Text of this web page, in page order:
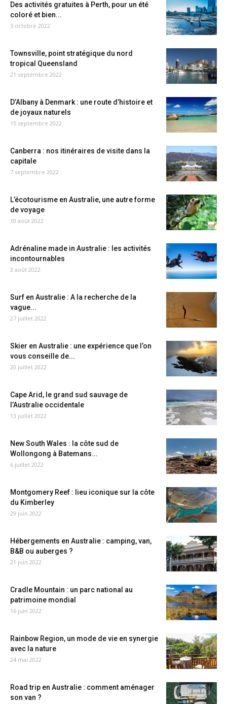
Des activités gratuites à Perth, pour un été
coloré et bien...
5 octobre 2022
Townsville, point stratégique du nord
tropical Queensland
21 septembre 2022
D’Albany à Denmark : une route d’histoire et
de joyaux naturels
15 septembre 2022
Canberra : nos itinéraires de visite dans la
capitale
7 septembre 2022
L’écotourisme en Australie, une autre forme
de voyage
10 août 2022
Adrénaline made in Australie : les activités
incontournables
3 août 2022
Surf en Australie : A la recherche de la
vague...
27 juillet 2022
Skier en Australie : une expérience que l’on
vous conseille de...
20 juillet 2022
Cape Arid, le grand sud sauvage de
l’Australie occidentale
13 juillet 2022
New South Wales : la côte sud de
Wollongong à Batemans...
6 juillet 2022
Montgomery Reef : lieu iconique sur la côte
du Kimberley
29 juin 2022
Hébergements en Australie : camping, van,
B&B ou auberges ?
21 juin 2022
Cradle Mountain : un parc national au
patrimoine mondial
16 juin 2022
Rainbow Region, un mode de vie en synergie
avec la nature
24 mai 2022
Road trip en Australie : comment aménager
son van ?